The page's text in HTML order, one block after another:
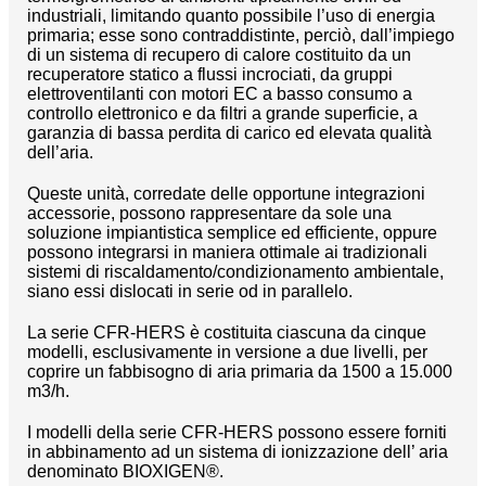
industriali, limitando quanto possibile l’uso di energia
primaria; esse sono contraddistinte, perciò, dall’impiego
di un sistema di recupero di calore costituito da un
recuperatore statico a flussi incrociati, da gruppi
elettroventilanti con motori EC a basso consumo a
controllo elettronico e da filtri a grande superficie, a
garanzia di bassa perdita di carico ed elevata qualità
dell’aria.
Queste unità, corredate delle opportune integrazioni
accessorie, possono rappresentare da sole una
soluzione impiantistica semplice ed efficiente, oppure
possono integrarsi in maniera ottimale ai tradizionali
sistemi di riscaldamento/condizionamento ambientale,
siano essi dislocati in serie od in parallelo.
La serie CFR-HERS è costituita ciascuna da cinque
modelli, esclusivamente in versione a due livelli, per
coprire un fabbisogno di aria primaria da 1500 a 15.000
m3/h.
I modelli della serie CFR-HERS possono essere forniti
in abbinamento ad un sistema di ionizzazione dell’ aria
denominato BIOXIGEN®.